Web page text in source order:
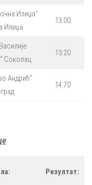
Илиџа“
Илиџа
13:00
Соколац
13:20
Андрић“
14:70
Резултат: